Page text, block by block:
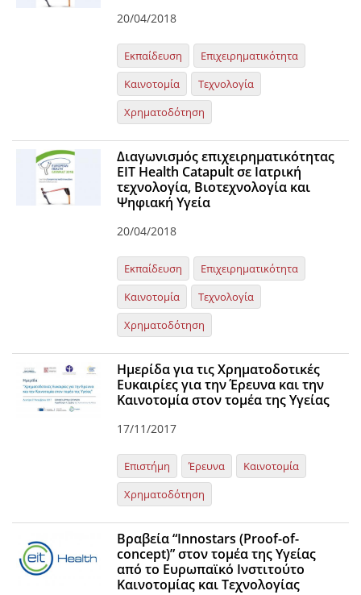
20/04/2018
Εκπαίδευση
Επιχειρηματικότητα
Καινοτομία
Τεχνολογία
Χρηματοδότηση
Διαγωνισμός επιχειρηματικότητας
ΕΙΤ Health Catapult σε Ιατρική
τεχνολογία, Βιοτεχνολογία και
Ψηφιακή Υγεία
20/04/2018
Εκπαίδευση
Επιχειρηματικότητα
Καινοτομία
Τεχνολογία
Χρηματοδότηση
Ημερίδα για τις Χρηματοδοτικές
Ευκαιρίες για την Έρευνα και την
Καινοτομία στον τομέα της Υγείας
17/11/2017
Επιστήμη Έρευνα
Καινοτομία
Χρηματοδότηση
Βραβεία “Innostars (Proof-of-
concept)” στον τομέα της Υγείας
από το Ευρωπαϊκό Ινστιτούτο
Καινοτομίας και Τεχνολογίας